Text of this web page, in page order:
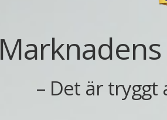
– Det är